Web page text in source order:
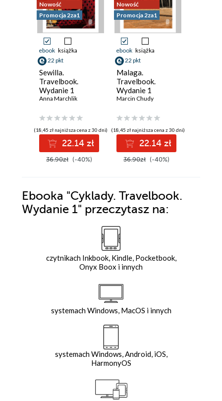
Nowość
Promocja 2za1
ebook książka
22 pkt
Sewilla.
Travelbook.
Wydanie 1
Anna Marchlik
(18,45 zł najniższa cena z 30 dni)
22.14 zł
36.90zł (-40%)
Nowość
Promocja 2za1
ebook książka
22 pkt
Malaga.
Travelbook.
Wydanie 1
Marcin Chudy
(18,45 zł najniższa cena z 30 dni)
22.14 zł
36.90zł (-40%)
Ebooka "Cyklady. Travelbook.
Wydanie 1" przeczytasz na:
czytnikach Inkbook, Kindle, Pocketbook,
Onyx Boox i innych
systemach Windows, MacOS i innych
systemach Windows, Android, iOS,
HarmonyOS